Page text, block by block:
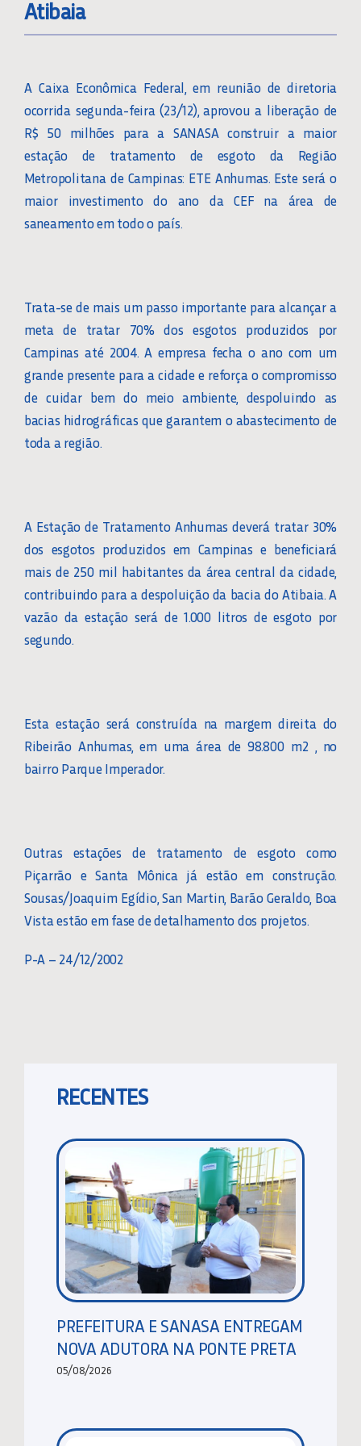
Atibaia
A Caixa Econômica Federal, em reunião de diretoria
ocorrida segunda-feira (23/12), aprovou a liberação de
R$ 50 milhões para a SANASA construir a maior
estação de tratamento de esgoto da Região
Metropolitana de Campinas: ETE Anhumas. Este será o
maior investimento do ano da CEF na área de
saneamento em todo o país.
Trata-se de mais um passo importante para alcançar a
meta de tratar 70% dos esgotos produzidos por
Campinas até 2004. A empresa fecha o ano com um
grande presente para a cidade e reforça o compromisso
de cuidar bem do meio ambiente, despoluindo as
bacias hidrográficas que garantem o abastecimento de
toda a região.
A Estação de Tratamento Anhumas deverá tratar 30%
dos esgotos produzidos em Campinas e beneficiará
mais de 250 mil habitantes da área central da cidade,
contribuindo para a despoluição da bacia do Atibaia. A
vazão da estação será de 1.000 litros de esgoto por
segundo.
Esta estação será construída na margem direita do
Ribeirão Anhumas, em uma área de 98.800 m2 , no
bairro Parque Imperador.
Outras estações de tratamento de esgoto como
Piçarrão e Santa Mônica já estão em construção.
Sousas/Joaquim Egídio, San Martin, Barão Geraldo, Boa
Vista estão em fase de detalhamento dos projetos.
P-A – 24/12/2002
RECENTES
PREFEITURA E SANASA ENTREGAM
NOVA ADUTORA NA PONTE PRETA
05/08/2026